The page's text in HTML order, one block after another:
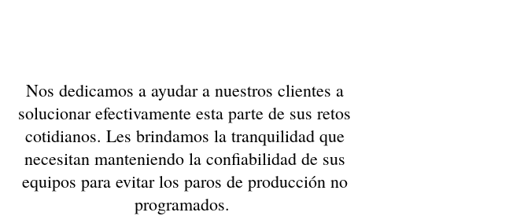
Nos dedicamos a ayudar a nuestros clientes a
solucionar efectivamente esta parte de sus retos
cotidianos. Les brindamos la tranquilidad que
necesitan manteniendo la confiabilidad de sus
equipos para evitar los paros de producción no
programados.